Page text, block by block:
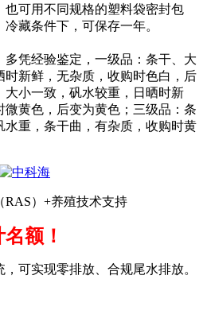
也可用不同规格的塑料袋密封包
藏条件下，可保存一年。
凭经验鉴定，一级品：条干、大
新鲜，无杂质，收购时色白，后
小一致，矾水较重，日晒时新
黄色，后变为黄色；三级品：条
重，条干曲，有杂质，收购时黄
RAS）+养殖技术支持
额！
可实现零排放、合规尾水排放。